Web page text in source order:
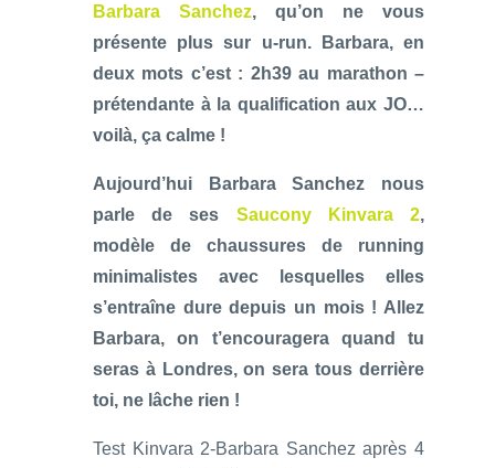
Barbara Sanchez, qu’on ne vous
présente plus sur u-run. Barbara, en
deux mots c’est : 2h39 au marathon –
prétendante à la qualification aux JO…
voilà, ça calme !
Aujourd’hui Barbara Sanchez nous
parle de ses Saucony Kinvara 2,
modèle de chaussures de running
minimalistes avec lesquelles elles
s’entraîne dure depuis un mois ! Allez
Barbara, on t’encouragera quand tu
seras à Londres, on sera tous derrière
toi, ne lâche rien !
Test Kinvara 2-Barbara Sanchez après 4